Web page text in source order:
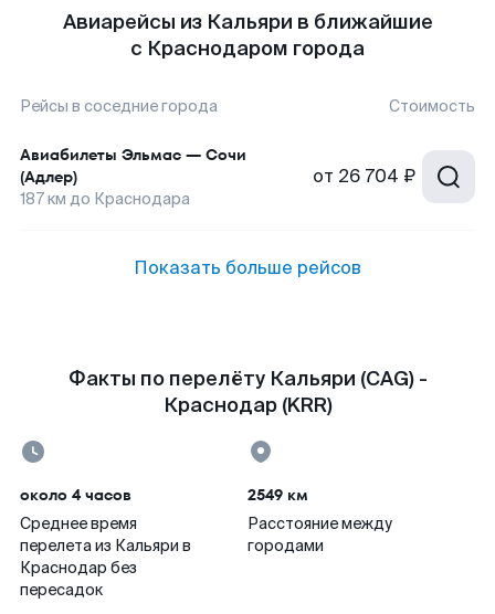
Авиарейсы из Кальяри в ближайшие
с Краснодаром города
Рейсы в соседние города Стоимость
Авиабилеты Эльмас — Сочи
(Адлер)
187км до Краснодара
от 26 704 ₽
Показать больше рейсов
Факты по перелёту Кальяри (CAG) -
Краснодар (KRR)
около 4 часов
Среднее время
перелета из Кальяри в
Краснодар без
пересадок
2549 км
Расстояние между
городами